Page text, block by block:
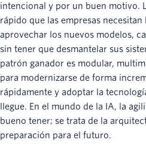
intencional y por un buen motivo.
rápido que las empresas
aprovechar los nuevos modelos,
sin tener que desmantelar sus
patrón ganador es modular,
para modernizarse de forma
rápidamente y adoptar la
llegue. En el mundo de la IA, la
bueno tener; se trata de la
preparación para el futuro.